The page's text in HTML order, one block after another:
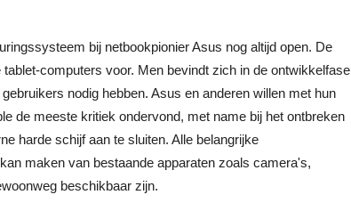
bij netbookpionier Asus nog altijd open. De
computers voor. Men bevindt zich in de ontwikkelfase
nodig hebben. Asus en anderen willen met hun
de meeste kritiek ondervond, met name bij het ontbreken
harde schijf aan te sluiten. Alle belangrijke
maken van bestaande apparaten zoals camera's,
beschikbaar zijn.